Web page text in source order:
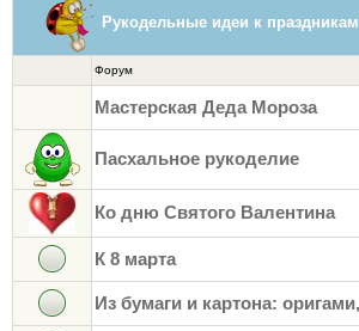
Рукодельные идеи к праздникам
Форум
Мастерская Деда Мороза
Пасхальное рукоделие
Ко дню Святого Валентина
К 8 марта
Из бумаги и картона: